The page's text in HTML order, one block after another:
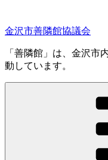
テ
ン
ツ
へ
ス
金沢市善隣館協議会
「善隣館」は、金沢市
動しています。